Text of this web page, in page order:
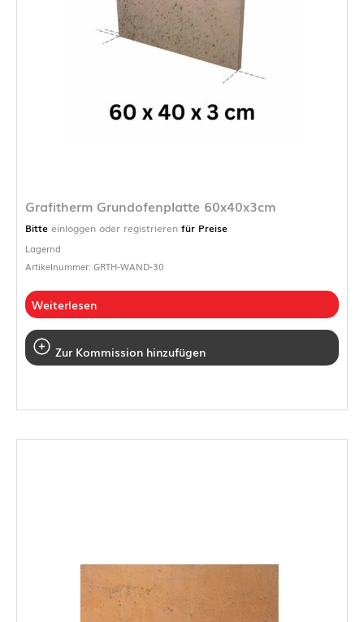
Grafitherm Grundofenplatte 60x40x3cm
Bitte einloggen oder registrieren für Preise
Lagernd
Artikelnummer: GRTH-WAND-30
Weiterlesen
Zur Kommission hinzufügen